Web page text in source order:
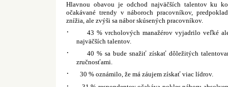
Hlavnou obavou je odchod najväčších talentov ku
očakávané trendy v náboroch pracovníkov,
znížia, ale zvýši sa nábor skúsených pracovníkov.
·
43 % vrcholových manažérov vyjadrilo veľké
najväčších talentov.
·
40 % sa bude snažiť získať dôležitých
zručnosťami.
· 30 % oznámilo, že má záujem získať viac lídrov.